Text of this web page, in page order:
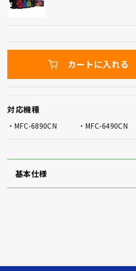
カートに入れる
対応機種
MFC-6890CN MFC-6490CN
基本仕様